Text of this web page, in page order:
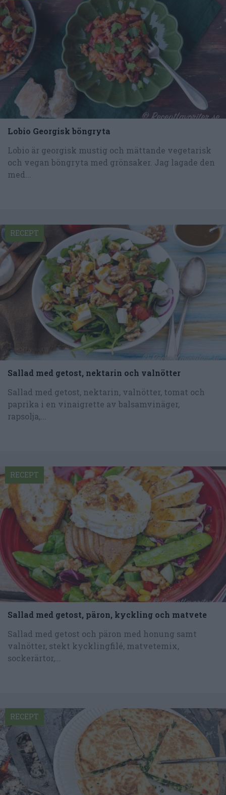
Lobio Georgisk böngryta
Lobio är georgisk mustig och mättande vegetarisk
och vegan böngryta med grönsaker. Jag lagade den
med...
Sallad med getost, nektarin och valnötter
Sallad med getost, nektarin, valnötter, tomat och
paprika i en vinaigrette av balsamvinäger,
rapsolja,...
RECEPT
Sallad med getost, päron, kyckling och matvete
Sallad med getost och päron med honung samt
valnötter, stekt kycklingfilé, matvetemix,
sockerärtor,...
RECEPT
RECEPT